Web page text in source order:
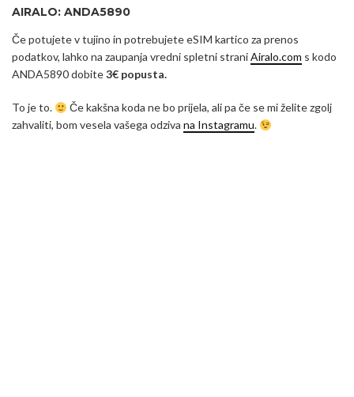
AIRALO: ANDA5890
Če potujete v tujino in potrebujete eSIM kartico za prenos
podatkov, lahko na zaupanja vredni spletni straniAiralo.com s kodo
ANDA5890 dobite3€ popusta.
To je to.
Če kakšna koda ne bo prijela, ali pa če se mi želite zgolj
zahvaliti, bom vesela vašega odziva na Instagramu.